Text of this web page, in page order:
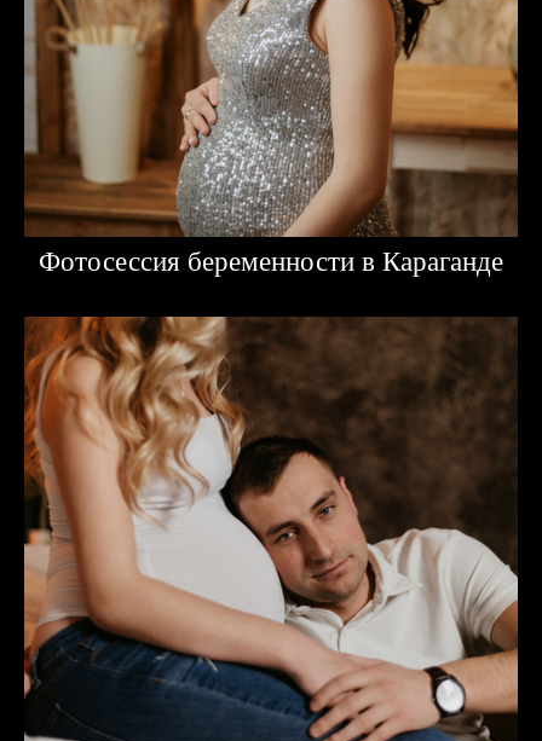
Фотосессия беременности в Караганде